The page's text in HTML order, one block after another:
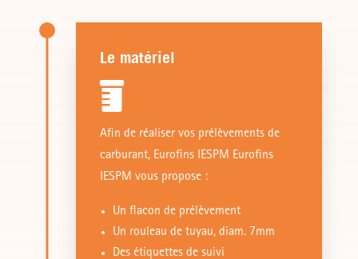
Le matériel

Afin de réaliser vos prélèvements de
carburant, Eurofins IESPM Eurofins
IESPM vous propose :
Un flacon de prélèvement
Un rouleau de tuyau, diam. 7mm
Des étiquettes de suivi